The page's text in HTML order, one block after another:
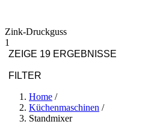
Zink-Druckguss
1
ZEIGE 19 ERGEBNISSE
FILTER
Home /
Küchenmaschinen /
Standmixer